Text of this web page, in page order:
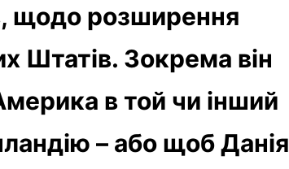
щодо розширення
Штатів. Зокрема він
в той чи інший
– або щоб Данія